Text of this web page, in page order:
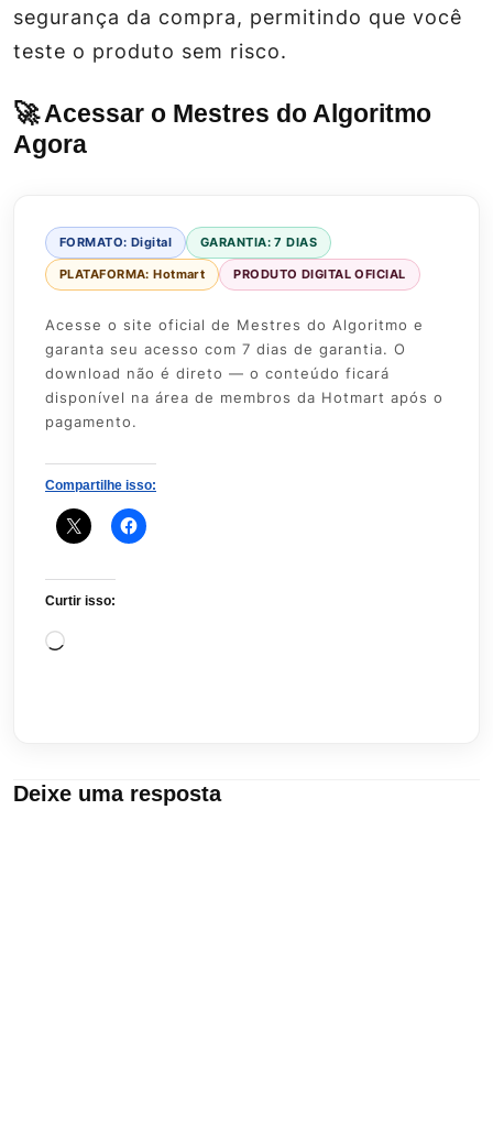
segurança da compra, permitindo que você
teste o produto sem risco.
🚀 Acessar o Mestres do Algoritmo
Agora
FORMATO: Digital GARANTIA: 7 DIAS
PLATAFORMA: Hotmart PRODUTO DIGITAL OFICIAL
Acesse o site oficial de Mestres do Algoritmo e
garanta seu acesso com 7 dias de garantia. O
download não é direto — o conteúdo ficará
disponível na área de membros da Hotmart após o
pagamento.
Compartilhe isso:
Curtir isso:
Carregando...
Deixe uma resposta